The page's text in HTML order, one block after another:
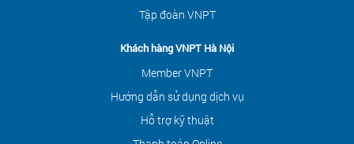
Tập đoàn VNPT
Khách hàng VNPT Hà Nội
Member VNPT
Hướng dẫn sử dụng dịch vụ
Hỗ trợ kỹ thuật